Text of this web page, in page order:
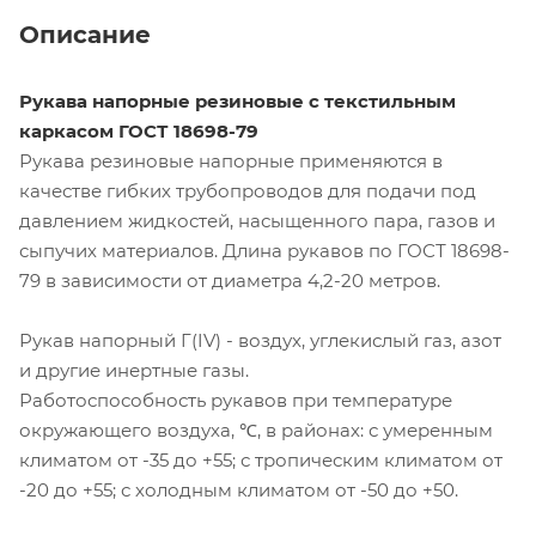
Описание
Рукава напорные резиновые с текстильным
каркасом ГОСТ 18698-79
Рукава резиновые напорные применяются в
качестве гибких трубопроводов для подачи под
давлением жидкостей, насыщенного пара, газов и
сыпучих материалов. Длина рукавов по ГОСТ 18698-
79 в зависимости от диаметра 4,2-20 метров.
Рукав напорный Г(IV) - воздух, углекислый газ, азот
и другие инертные газы.
Работоспособность рукавов при температуре
окружающего воздуха, ℃, в районах: с умеренным
климатом от -35 до +55; с тропическим климатом от
-20 до +55; с холодным климатом от -50 до +50.